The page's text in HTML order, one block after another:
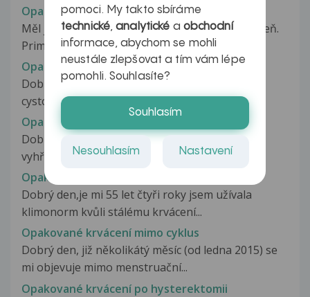
Opakované kožní problémy na penisu
Měl jsem a mám navzdory léčení na penisu plíseň.
Primárně léčena Imacortem (krém)....
Opakovaně krev v moči
Dobrý den,děkuji za odpověď. Byla jsem na
cystoskopii a močový měchýř mám v...
Opakovaně krev v moči
Dobrý den,měla jsem 14.9.plánovanou operaci
vyhřezlé ploténky.Předoperační vyšetření...
Opakované krvácení
Dobrý den,je mi 55 let čtyři roky jsem užívala
klimonorm kvůli stálému krvácení...
Opakované krvácení mimo cyklus
Dobrý den, již několikátý měsíc (od ledna 2015) se
mi objevuje mimo menstruační...
Opakované krvácení po hysterektomii
pomoci. My takto sbíráme
technické,analytické a obchodní
informace, abychom se mohli
neustále zlepšovat a tím vám lépe
pomohli. Souhlasíte?
Souhlasím
Nesouhlasím Nastavení